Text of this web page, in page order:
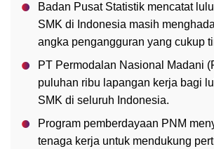
Badan Pusat Statistik mencatat
SMK di Indonesia masih
angka pengangguran yang cukup
PT Permodalan Nasional Madani
puluhan ribu lapangan kerja bagi
SMK di seluruh Indonesia.
Program pemberdayaan PNM
tenaga kerja untuk mendukung